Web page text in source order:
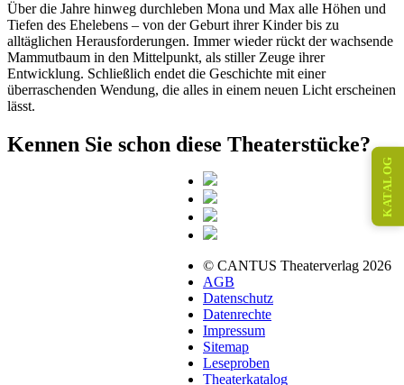
Über die Jahre hinweg durchleben Mona und Max alle Höhen und
Tiefen des Ehelebens – von der Geburt ihrer Kinder bis zu
alltäglichen Herausforderungen. Immer wieder rückt der wachsende
Mammutbaum in den Mittelpunkt, als stiller Zeuge ihrer
Entwicklung. Schließlich endet die Geschichte mit einer
überraschenden Wendung, die alles in einem neuen Licht erscheinen
lässt.
Kennen Sie schon diese Theaterstücke?
© CANTUS Theaterverlag 2026
AGB
Datenschutz
Datenrechte
Impressum
Sitemap
Leseproben
Theaterkatalog
KATALOG